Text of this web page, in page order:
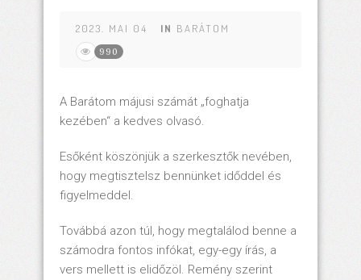
2023. MAI 04 IN BARÁTOM
990
A Barátom májusi számát „foghatja
kezében“ a kedves olvasó.
Esőként köszönjük a szerkesztők nevében,
hogy megtisztelsz bennünket időddel és
figyelmeddel.
Továbbá azon túl, hogy megtalálod benne a
számodra fontos infókat, egy-egy írás, a
vers mellett is elidőzöl. Remény szerint